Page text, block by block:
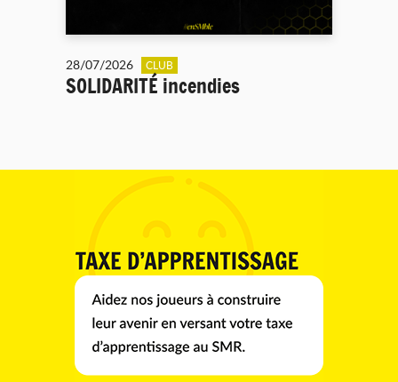
28/07/2026 CLUB
SOLIDARITÉ incendies